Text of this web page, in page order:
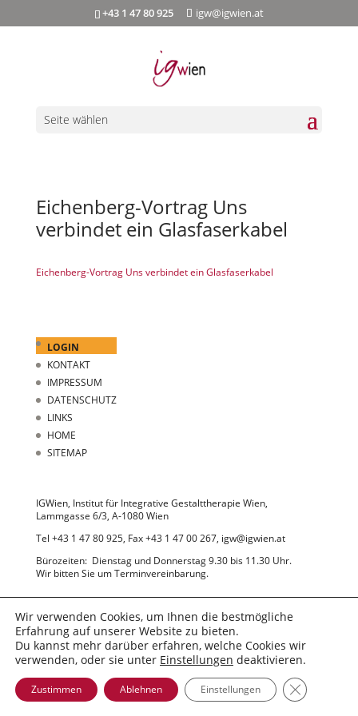
+43 1 47 80 925 igw@igwien.at
Seite wählen
Eichenberg-Vortrag Uns
verbindet ein Glasfaserkabel
Eichenberg-Vortrag Uns verbindet ein Glasfaserkabel
LOGIN
KONTAKT
IMPRESSUM
DATENSCHUTZ
LINKS
HOME
SITEMAP
IGWien, Institut für Integrative Gestalttherapie Wien,
Lammgasse 6/3, A-1080 Wien
Tel +43 1 47 80 925, Fax +43 1 47 00 267, igw@igwien.at
Bürozeiten: Dienstag und Donnerstag 9.30 bis 11.30 Uhr.
Wir bitten Sie um Terminvereinbarung.
© 2022 IGWien
Wir verwenden Cookies, um Ihnen die bestmögliche
Erfahrung auf unserer Website zu bieten.
Du kannst mehr darüber erfahren, welche Cookies wir
verwenden, oder sie unter Einstellungen deaktivieren.
Zustimmen Ablehnen Einstellungen GDPR